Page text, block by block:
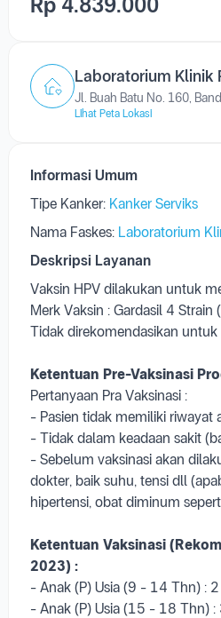
Laboratorium Klinik
Jl. Buah Batu No. 160,
Lihat Peta Lokasi
Informasi Umum
Tipe Kanker: Kanker Serviks
Nama Faskes: Laboratorium
Deskripsi Layanan
Vaksin HPV dilakukan untuk
Merk Vaksin : Gardasil 4 Strain
Tidak direkomendasikan
Ketentuan Pre-Vaksinasi
Pertanyaan Pra Vaksinasi :
- Pasien tidak memiliki riwayat
- Tidak dalam keadaan sakit
- Sebelum vaksinasi akan
dokter, baik suhu, tensi dll
hipertensi, obat diminum
Ketentuan Vaksinasi
2023) :
- Anak (P) Usia (9 - 14 Thn) :
- Anak (P) Usia (15 - 18 Thn) :